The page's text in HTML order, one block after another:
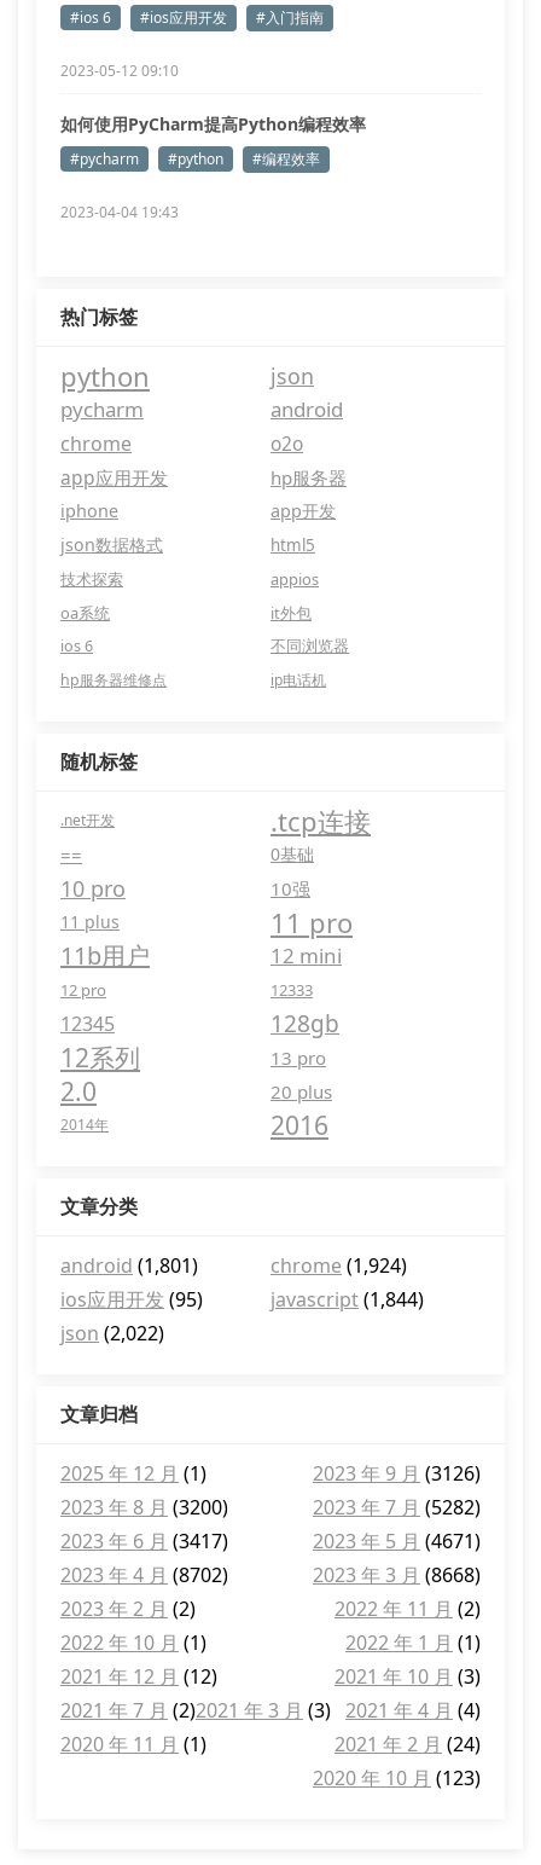
#ios 6 #ios应用开发 #入门指南
2023-05-12 09:10
如何使用PyCharm提高Python编程效率
#pycharm #python #编程效率
2023-04-04 19:43
热门标签
python json
pycharm android
chrome
o2o
app应用开发
hp服务器
iphone
app开发
json数据格式
html5
技术探索
appios
oa系统
it外包
ios 6
不同浏览器
hp服务器维修点
ip电话机
随机标签
.net开发 .tcp连接
== 0基础
10 pro 10强
11 plus 11 pro
11b用户 12 mini
12 pro 12333
12345 128gb
12系列 13 pro
2.0 20 plus
2014年 2016
文章分类
android (1,801) chrome (1,924)
ios应用开发 (95) javascript(1,844)
json (2,022)
文章归档
2025 年 12 月 (1) 2023 年 9 月 (3126)
2023 年 8 月 (3200) 2023 年 7 月 (5282)
2023 年 6 月 (3417) 2023 年 5 月 (4671)
2023 年 4 月 (8702) 2023 年 3 月 (8668)
2023 年 2 月 (2) 2022 年 11 月 (2)
2022 年 10 月 (1) 2022 年 1 月 (1)
2021 年 12 月 (12) 2021 年 10 月 (3)
2021 年 7 月 (2) 2021 年 4 月 (4)
2021 年 3 月 (3)
2021 年 2 月 (24)
2020 年 11 月 (1)
2020 年 10 月 (123)